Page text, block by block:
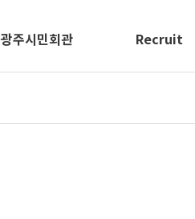
광주시민회관 Recruit